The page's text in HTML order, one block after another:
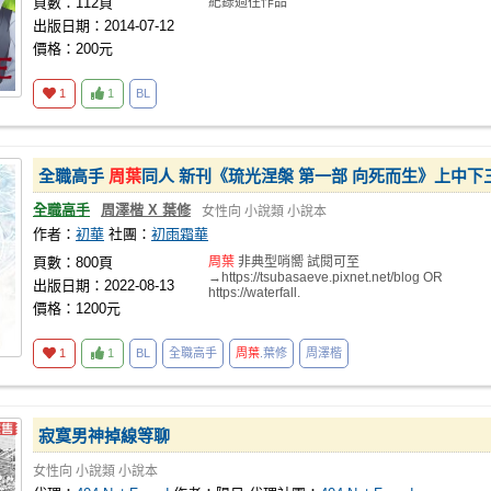
出版日期：2014-07-12
價格：200元
1 1 BL
全職高手 周葉同人 新刊《琉光涅槃 第一部 向死而生》上中下
全職高手 周澤楷 X 葉修 女性向 小說類 小說本
作者： 初華 社團： 初雨霜華
頁數：800頁
出版日期：2022-08-13
價格：1200元
周葉 非典型哨嚮 試閱可至
→https://tsubasaeve.pixnet.net/blog OR
https://waterfall.
1 1 BL 全職高手 周葉 .葉修 周澤楷
寂寞男神掉線等聊
女性向 小說類 小說本